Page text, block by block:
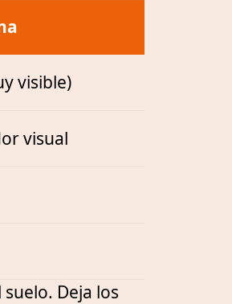
visible)
visual
Deja los